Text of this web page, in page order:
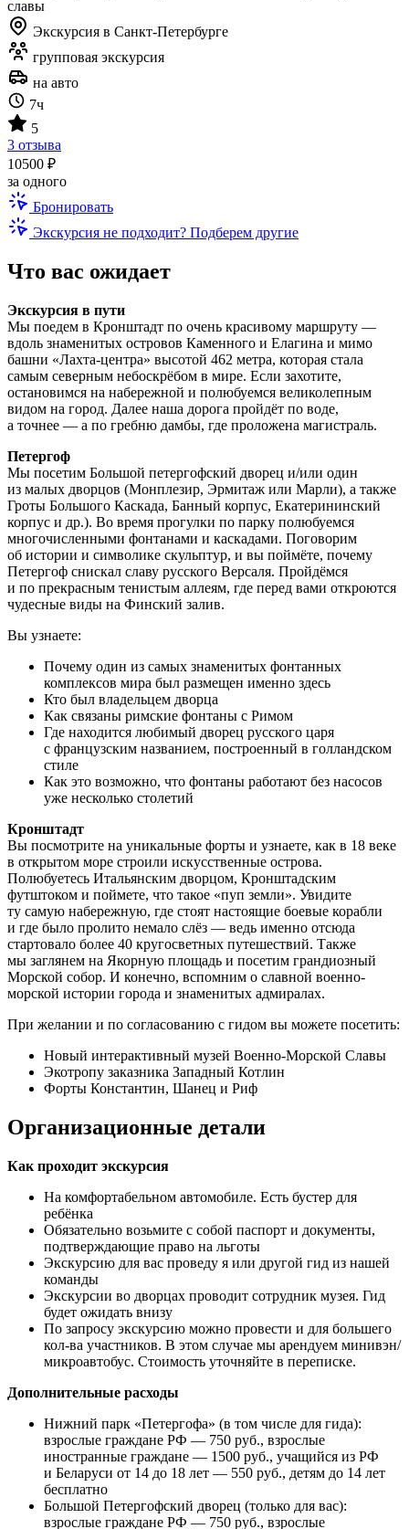
Экскурсия в Санкт-Петербурге
групповая экскурсия
на авто
7ч
5
3 отзыва
10500 ₽
за одного
Бронировать
Экскурсия не подходит? Подберем другие
Что вас ожидает
Экскурсия в пути
Мы поедем в Кронштадт по очень красивому маршруту —
вдоль знаменитых островов Каменного и Елагина и мимо
башни «Лахта-центра» высотой 462 метра, которая стала
самым северным небоскрёбом в мире. Если захотите,
остановимся на набережной и полюбуемся великолепным
видом на город. Далее наша дорога пройдёт по воде,
а точнее — а по гребню дамбы, где проложена магистраль.
Петергоф
Мы посетим Большой петергофский дворец и/или один
из малых дворцов (Монплезир, Эрмитаж или Марли), а также
Гроты Большого Каскада, Банный корпус, Екатерининский
корпус и др.). Во время прогулки по парку полюбуемся
многочисленными фонтанами и каскадами. Поговорим
об истории и символике скульптур, и вы поймёте, почему
Петергоф снискал славу русского Версаля. Пройдёмся
и по прекрасным тенистым аллеям, где перед вами откроются
чудесные виды на Финский залив.
Вы узнаете:
Почему один из самых знаменитых фонтанных
комплексов мира был размещен именно здесь
Кто был владельцем дворца
Как связаны римские фонтаны с Римом
Где находится любимый дворец русского царя
с французским названием, построенный в голландском
стиле
Как это возможно, что фонтаны работают без насосов
уже несколько столетий
Кронштадт
Вы посмотрите на уникальные форты и узнаете, как в 18 веке
в открытом море строили искусственные острова.
Полюбуетесь Итальянским дворцом, Кронштадским
футштоком и поймете, что такое «пуп земли». Увидите
ту самую набережную, где стоят настоящие боевые корабли
и где было пролито немало слёз — ведь именно отсюда
стартовало более 40 кругосветных путешествий. Также
мы заглянем на Якорную площадь и посетим грандиозный
Морской собор. И конечно, вспомним о славной военно-
морской истории города и знаменитых адмиралах.
При желании и по согласованию с гидом вы можете посетить:
Новый интерактивный музей Военно-Морской Славы
Экотропу заказника Западный Котлин
Форты Константин, Шанец и Риф
Организационные детали
Как проходит экскурсия
На комфортабельном автомобиле. Есть бустер для
ребёнка
Обязательно возьмите с собой паспорт и документы,
подтверждающие право на льготы
Экскурсию для вас проведу я или другой гид из нашей
команды
Экскурсии во дворцах проводит сотрудник музея. Гид
будет ожидать внизу
По запросу экскурсию можно провести и для большего
кол-ва участников. В этом случае мы арендуем минивэн/
микроавтобус. Стоимость уточняйте в переписке.
Дополнительные расходы
Нижний парк «Петергофа» (в том числе для гида):
взрослые граждане РФ — 750 руб., взрослые
иностранные граждане — 1500 руб., учащийся из РФ
и Беларуси от 14 до 18 лет — 550 руб., детям до 14 лет
бесплатно
Большой Петергофский дворец (только для вас):
взрослые граждане РФ — 750 руб., взрослые